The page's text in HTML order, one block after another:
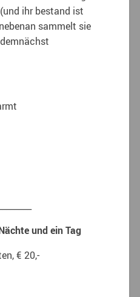
ihr bestand ist
sammelt sie
und ein Tag
€ 20,-